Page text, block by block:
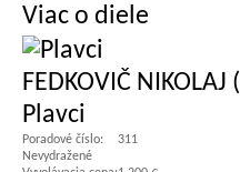
Viac o diele
FEDKOVIČ NIKOLAJ
Plavci
Poradové číslo:
311
Nevydražené